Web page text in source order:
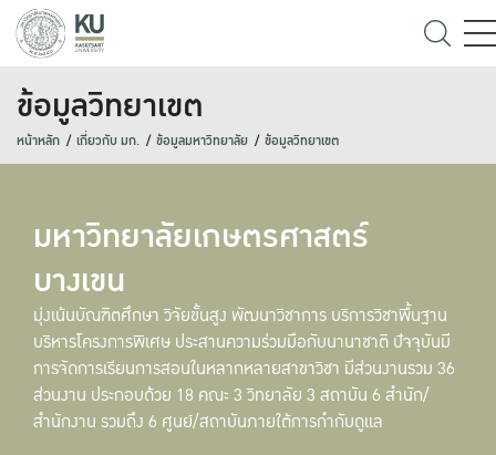
ข้อมูลวิทยาเขต
หน้าหลัก เกี่ยวกับ มก. ข้อมูลมหาวิทยาลัย ข้อมูลวิทยาเขต
มหาวิทยาลัยเกษตรศาสตร์
บางเขน
มุ่งเน้นบัณฑิตศึกษา วิจัยขั้นสูง พัฒนาวิชาการ บริการวิชาพื้นฐาน
บริหารโครงการพิเศษ ประสานความร่วมมือกับนานาชาติ ปัจจุบันมี
การจัดการเรียนการสอนในหลากหลายสาขาวิชา มีส่วนงานรวม 36
ส่วนงาน ประกอบด้วย 18 คณะ 3 วิทยาลัย 3 สถาบัน 6 สำนัก/
สำนักงาน รวมถึง 6 ศูนย์/สถาบันภายใต้การกำกับดูแล